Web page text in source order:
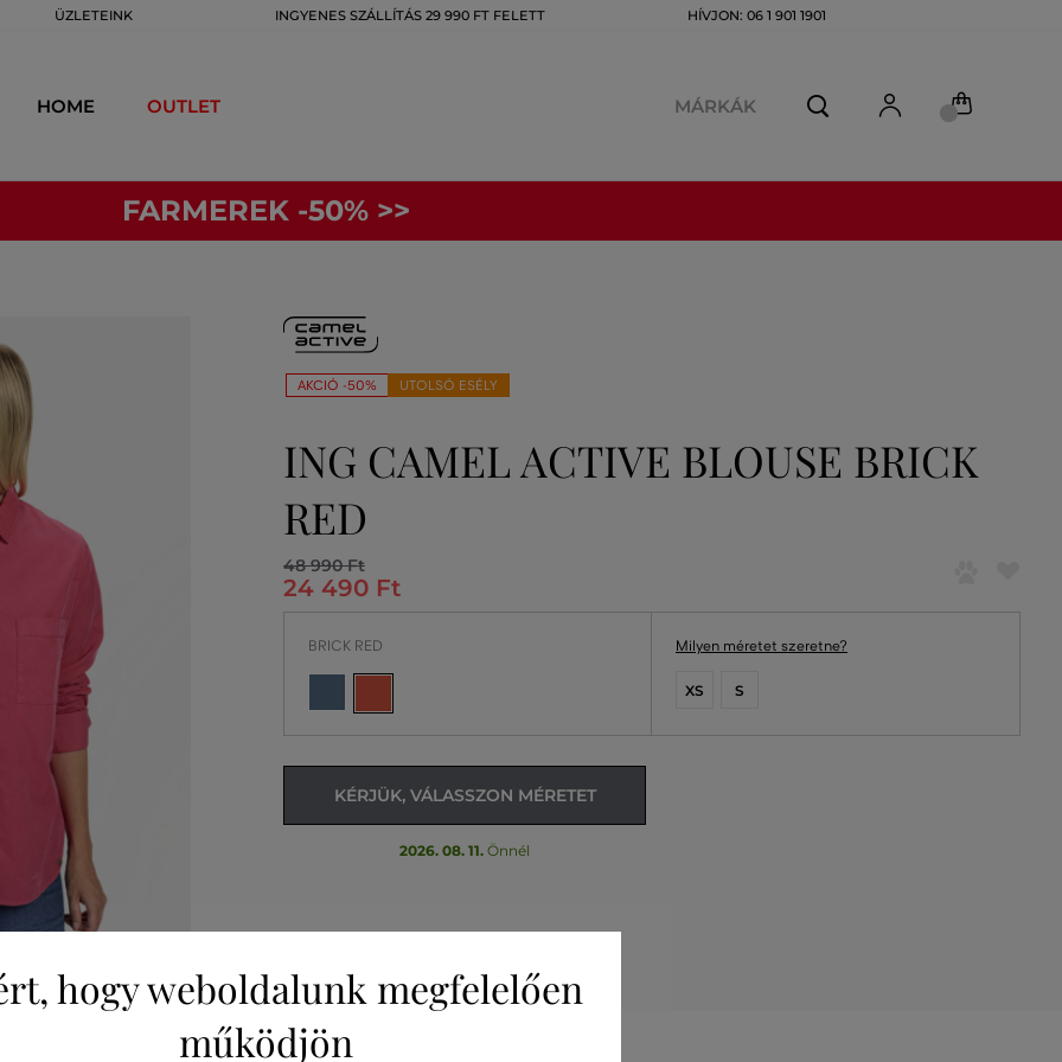
ÜZLETEINK INGYENES SZÁLLÍTÁS 29 990 FT FELETT HÍVJON: 06 1 901 1901
HOME OUTLET MÁRKÁK
FARMEREK -50% >>
AKCIÓ -50% UTOLSÓ ESÉLY
ING CAMEL ACTIVE BLOUSE BRICK
RED
48 990 Ft
24 490 Ft
BRICK RED Milyen méretet szeretne?
XS S
KÉRJÜK, VÁLASSZON MÉRETET
2026. 08. 11. Önnél
hogy weboldalunk megfelelően
működjön